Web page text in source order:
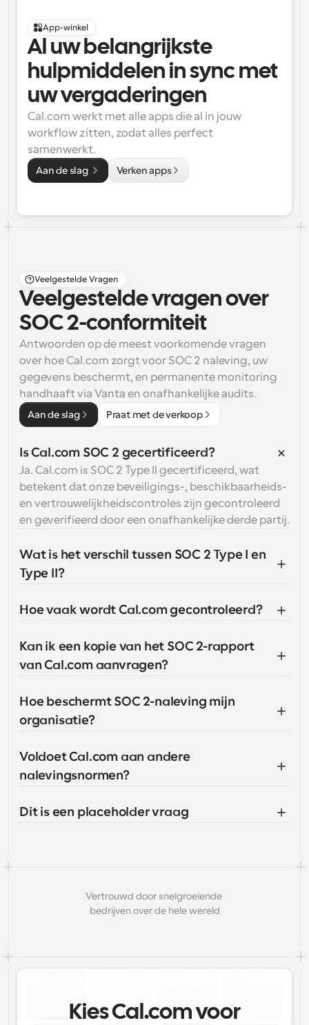
App-winkel
Al uw belangrijkste
hulpmiddelen in sync met
uw vergaderingen
Cal.com werkt met alle apps die al in jouw
workflow zitten, zodat alles perfect
samenwerkt.
Aan de slag Verken apps
Veelgestelde Vragen
Veelgestelde vragen over
SOC 2-conformiteit
Antwoorden op de meest voorkomende vragen
over hoe Cal.com zorgt voor SOC 2 naleving, uw
gegevens beschermt, en permanente monitoring
handhaaft via Vanta en onafhankelijke audits.
Aan de slag Praat met de verkoop
Is Cal.com SOC 2 gecertificeerd?
Ja. Cal.com is SOC 2 Type II gecertificeerd, wat
betekent dat onze beveiligings-, beschikbaarheids-
en vertrouwelijkheidscontroles zijn gecontroleerd
en geverifieerd door een onafhankelijke derde partij.
Wat is het verschil tussen SOC 2 Type I en
Type II?
Hoe vaak wordt Cal.com gecontroleerd?
Kan ik een kopie van het SOC 2-rapport
van Cal.com aanvragen?
Hoe beschermt SOC 2-naleving mijn
organisatie?
Voldoet Cal.com aan andere
nalevingsnormen?
Dit is een placeholder vraag
Vertrouwd door snelgroeiende
bedrijven over de hele wereld
Kies Cal.com voor